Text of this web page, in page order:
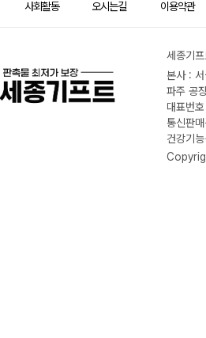
사회활동 오시는길 이용약관
세종기
본사 :
파주 공
대표번
통신판
건강기